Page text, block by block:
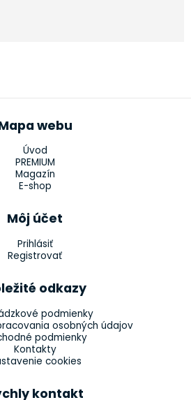
webu
Úvod
PREMIUM
Magazín
E-shop
Môj účet
Prihlásiť
Registrovať
odkazy
podmienky
osobných údajov
podmienky
Kontakty
cookies
kontakt